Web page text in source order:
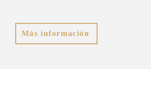
Más información